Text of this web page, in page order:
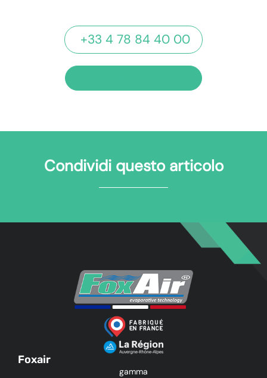
+33 4 78 84 40 00
Condividi questo articolo
Foxair
gamma